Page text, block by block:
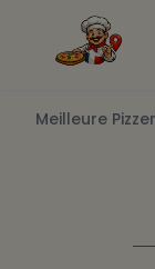
Meilleure